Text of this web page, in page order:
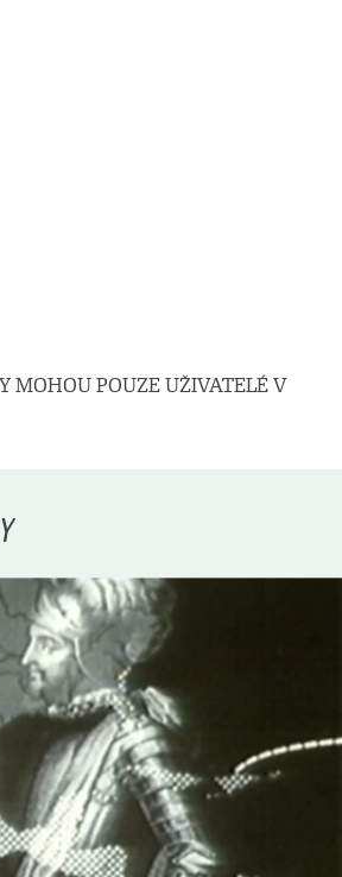
MOHOU POUZE UŽIVATELÉ V